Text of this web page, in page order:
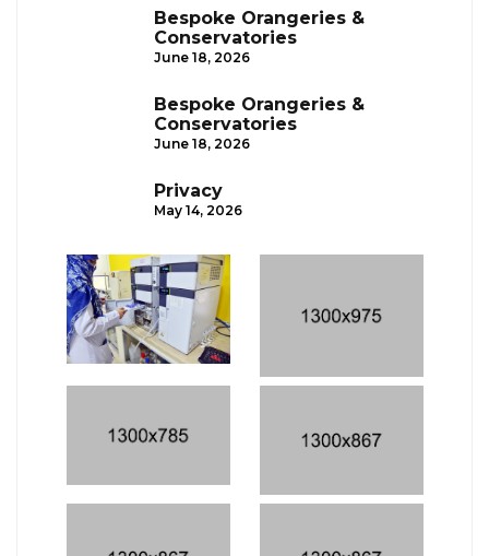
Bespoke Orangeries &
Conservatories
June 18, 2026
Bespoke Orangeries &
Conservatories
June 18, 2026
Privacy
May 14, 2026